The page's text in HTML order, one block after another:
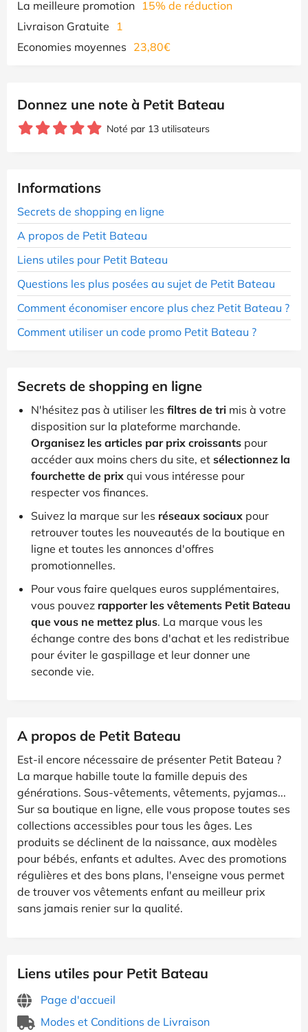
La meilleure promotion 15% de réduction
Livraison Gratuite
1
Economies moyennes 23,80€
Donnez une note à Petit Bateau
Noté par 13 utilisateurs
Informations
Secrets de shopping en ligne
A propos de Petit Bateau
Liens utiles pour Petit Bateau
Questions les plus posées au sujet de Petit Bateau
Comment économiser encore plus chez Petit Bateau ?
Comment utiliser un code promo Petit Bateau ?
Secrets de shopping en ligne
N'hésitez pas à utiliser les filtres de tri mis à votre
disposition sur la plateforme marchande.
Organisez les articles par prix croissants pour
accéder aux moins chers du site, et sélectionnez la
fourchette de prix qui vous intéresse pour
respecter vos finances.
Suivez la marque sur les réseaux sociaux pour
retrouver toutes les nouveautés de la boutique en
ligne et toutes les annonces d'offres
promotionnelles.
Pour vous faire quelques euros supplémentaires,
vous pouvez rapporter les vêtements Petit Bateau
que vous ne mettez plus. La marque vous les
échange contre des bons d'achat et les redistribue
pour éviter le gaspillage et leur donner une
seconde vie.
A propos de Petit Bateau
Est-il encore nécessaire de présenter Petit Bateau ?
La marque habille toute la famille depuis des
générations. Sous-vêtements, vêtements, pyjamas...
Sur sa boutique en ligne, elle vous propose toutes ses
collections accessibles pour tous les âges. Les
produits se déclinent de la naissance, aux modèles
pour bébés, enfants et adultes. Avec des promotions
régulières et des bons plans, l'enseigne vous permet
de trouver vos vêtements enfant au meilleur prix
sans jamais renier sur la qualité.
Liens utiles pour Petit Bateau
Page d'accueil
Modes et Conditions de Livraison